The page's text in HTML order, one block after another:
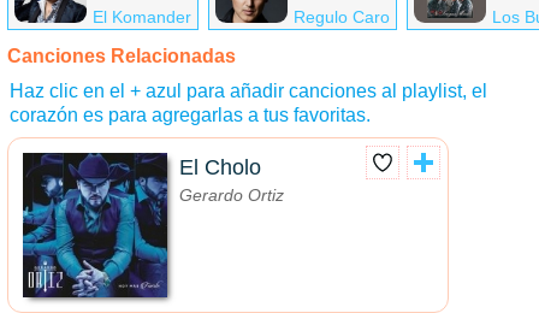
El Komander Regulo Caro Los
Canciones Relacionadas
Haz clic en el + azul para añadir canciones al playlist, el
corazón es para agregarlas a tus favoritas.
El Cholo
Gerardo Ortiz